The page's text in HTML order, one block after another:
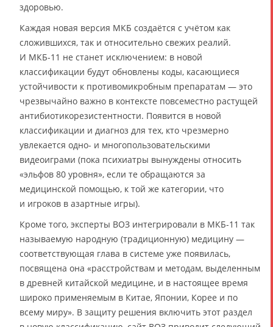
здоровью.
Каждая новая версия МКБ создаётся с учётом как
сложившихся, так и относительно свежих реалий.
И МКБ-11 не станет исключением: в новой
классификации будут обновлены коды, касающиеся
устойчивости к противомикробным препаратам — это
чрезвычайно важно в контексте повсеместно растущей
антибиотикорезистентности. Появится в новой
классификации и диагноз для тех, кто чрезмерно
увлекается одно- и многопользовательскими
видеоиграми (пока психиатры вынуждены относить
«эльфов 80 уровня», если те обращаются за
медицинской помощью, к той же категории, что
и игроков в азартные игры).
Кроме того, эксперты ВОЗ интегрировали в МКБ-11 так
называемую народную (традиционную) медицину —
соответствующая глава в системе уже появилась,
посвящена она «расстройствам и методам, выделенным
в древней китайской медицине, и в настоящее время
широко применяемым в Китае, Японии, Корее и по
всему миру». В защиту решения включить этот раздел